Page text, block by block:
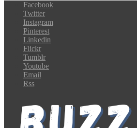
Facebook
Twitter
Instagram
Pinterest
Linkedin
Flickr
Tumblr
Youtube
Email
Rss